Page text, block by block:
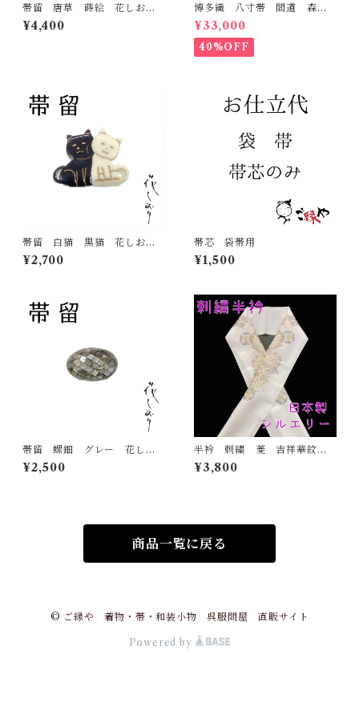
帯留 唐草 蒔絵 花しお
り 大原商店 帯飾り 日本
製 和装小物
¥4,400
博多織 八寸帯 間道 森博
多織 正絹 日本製 未仕立
て 名古屋帯
¥33,000
40%OFF
帯留 白猫 黒猫 花しお
り 大原商店 帯飾り 日本
製 和装小物
¥2,700
帯芯 袋帯用
¥1,500
帯留 螺鈿 グレー 花しお
り 大原商店 帯飾り 日本
製 和装小物
¥2,500
半衿 刺繍 菱 吉祥華紋
白地 シルエリー 新合繊
日本製 刺繍衿 和装小物
¥3,800
商品一覧に戻る
© ご縁や 着物・帯・和装小物 呉服問屋 直販サイト
Powered by